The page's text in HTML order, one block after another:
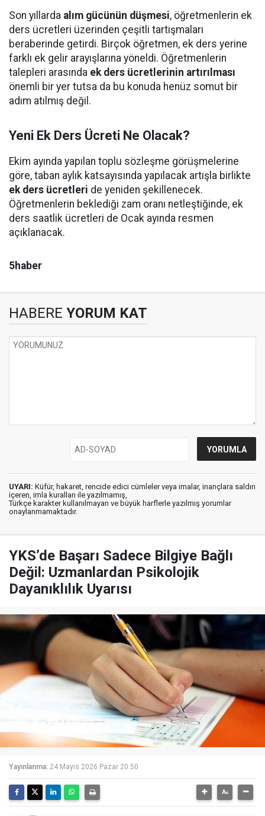
Son yıllarda alım gücünün düşmesi, öğretmenlerin ek
ders ücretleri üzerinden çeşitli tartışmaları
beraberinde getirdi. Birçok öğretmen, ek ders yerine
farklı ek gelir arayışlarına yöneldi. Öğretmenlerin
talepleri arasında ek ders ücretlerinin artırılması
önemli bir yer tutsa da bu konuda henüz somut bir
adım atılmış değil.
Yeni Ek Ders Ücreti Ne Olacak?
Ekim ayında yapılan toplu sözleşme görüşmelerine
göre, taban aylık katsayısında yapılacak artışla birlikte
ek ders ücretleri de yeniden şekillenecek.
Öğretmenlerin beklediği zam oranı netleştiğinde, ek
ders saatlik ücretleri de Ocak ayında resmen
açıklanacak.
5haber
HABERE YORUM KAT
UYARI: Küfür, hakaret, rencide edici cümleler veya imalar, inançlara saldırı
içeren, imla kuralları ile yazılmamış,
Türkçe karakter kullanılmayan ve büyük harflerle yazılmış yorumlar
onaylanmamaktadır.
YKS’de Başarı Sadece Bilgiye Bağlı
Değil: Uzmanlardan Psikolojik
Dayanıklılık Uyarısı
Yayınlanma: 24 Mayıs 2026 Pazar 20:50